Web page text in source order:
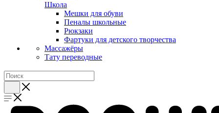
Школа
Мешки для обуви
Пеналы школьные
Рюкзаки
Фартуки для детского творчества
Массажёры
Тату переводные